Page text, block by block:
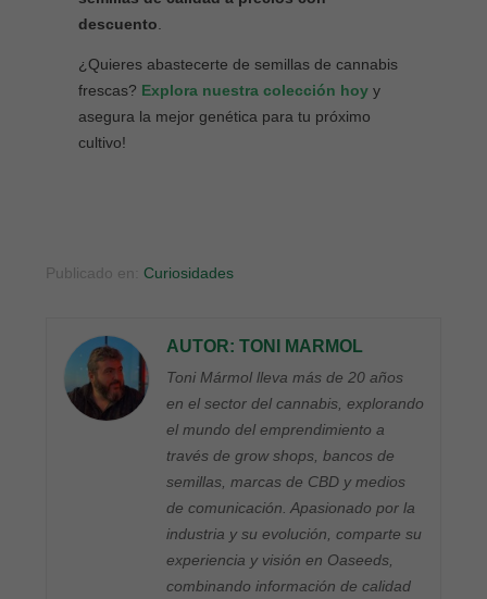
descuento.
¿Quieres abastecerte de semillas de cannabis
frescas? Explora nuestra colección hoy y
asegura la mejor genética para tu próximo
cultivo!
Publicado en: Curiosidades
AUTOR: TONI MARMOL
Toni Mármol lleva más de 20 años
en el sector del cannabis, explorando
el mundo del emprendimiento a
través de grow shops, bancos de
semillas, marcas de CBD y medios
de comunicación. Apasionado por la
industria y su evolución, comparte su
experiencia y visión en Oaseeds,
combinando información de calidad